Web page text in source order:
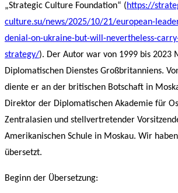
„Strategic Culture Foundation“ (https://
culture.su/news/2025/10/21/european-
denial-on-ukraine-but-will-nevertheless-
strategy/). Der Autor war von 1999 bis 2023
Diplomatischen Dienstes Großbritanniens.
diente er an der britischen Botschaft in
Direktor der Diplomatischen Akademie für
Zentralasien und stellvertretender
Amerikanischen Schule in Moskau. Wir
übersetzt.
Beginn der Übersetzung: